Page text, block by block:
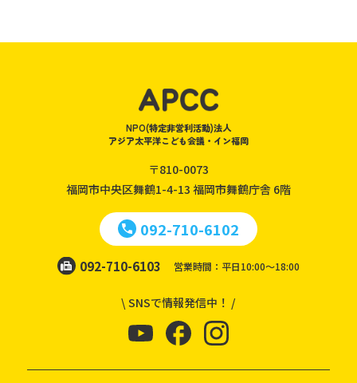
NPO(特定非営利活動)法人
アジア太平洋こども会議・イン福岡
〒810-0073
福岡市中央区舞鶴1-4-13 福岡市舞鶴庁舎 6階
092-710-6102
092-710-6103 営業時間：平日10:00～18:00
\ SNSで情報発信中！ /